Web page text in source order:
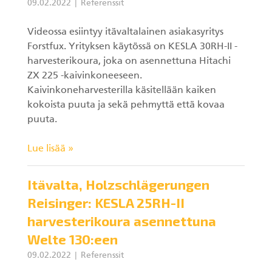
09.02.2022 Referenssit
Videossa esiintyy itävaltalainen asiakasyritys
Forstfux. Yrityksen käytössä on KESLA 30RH-II -
harvesterikoura, joka on asennettuna Hitachi
ZX 225 -kaivinkoneeseen.
Kaivinkoneharvesterilla käsitellään kaiken
kokoista puuta ja sekä pehmyttä että kovaa
puuta.
Lue lisää »
Itävalta, Holzschlägerungen
Reisinger: KESLA 25RH-II
harvesterikoura asennettuna
Welte 130:een
09.02.2022 Referenssit